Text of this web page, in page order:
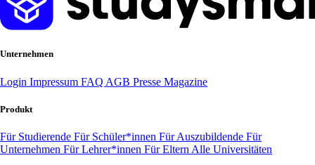
Unternehmen
Login Impressum FAQ AGB Presse Magazine
Produkt
Für Studierende Für Schüler*innen Für Auszubildende Für
Unternehmen Für Lehrer*innen Für Eltern Alle Universitäten